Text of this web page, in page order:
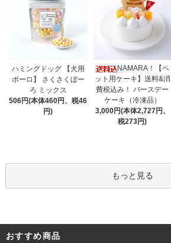
ハミングドッグ 【犬用
ボーロ】 さくさくぼー
ろ ミックス
506円(本体460円、税46
円)
NAMARA！【ペ
ット用ケーキ】送料&消
費税込み！ バースデー
ケーキ（冷凍品）
3,000円(本体2,727円、
税273円)
もっと見る
おすすめ商品